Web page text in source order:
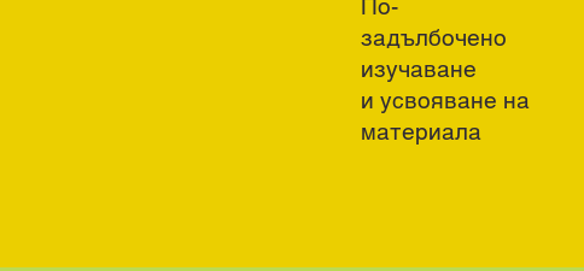
По-
задълбочено
изучаване
и усвояване на
материала